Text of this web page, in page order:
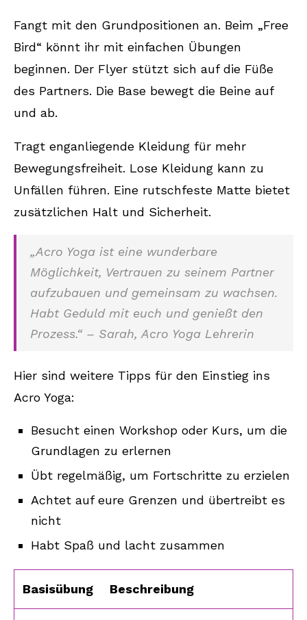
Fangt mit den Grundpositionen an. Beim „Free
Bird“ könnt ihr mit einfachen Übungen
beginnen. Der Flyer stützt sich auf die Füße
des Partners. Die Base bewegt die Beine auf
und ab.
Tragt enganliegende Kleidung für mehr
Bewegungsfreiheit. Lose Kleidung kann zu
Unfällen führen. Eine rutschfeste Matte bietet
zusätzlichen Halt und Sicherheit.
„Acro Yoga ist eine wunderbare
Möglichkeit, Vertrauen zu seinem Partner
aufzubauen und gemeinsam zu wachsen.
Habt Geduld mit euch und genießt den
Prozess.“ – Sarah, Acro Yoga Lehrerin
Hier sind weitere Tipps für den Einstieg ins
Acro Yoga:
Besucht einen Workshop oder Kurs, um die
Grundlagen zu erlernen
Übt regelmäßig, um Fortschritte zu erzielen
Achtet auf eure Grenzen und übertreibt es
nicht
Habt Spaß und lacht zusammen
Basisübung Beschreibung